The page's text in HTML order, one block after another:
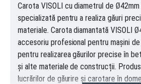
Carota VISOLI cu diametrul de Ø42mm
specializată pentrua realiza găuri
materiale. Carota diamantată VISOLI
accesoriu profesional pentru mașini
pentru realizarea găurilor precise în
și alte materiale de construcții.
lucrărilor de găurire și carotare în